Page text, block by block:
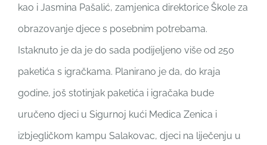
kao i Jasmina Pašalić, zamjenica direktorice Škole za
obrazovanje djece s posebnim potrebama.
Istaknuto je da je do sada podijeljeno više od 250
paketića s igračkama. Planirano je da, do kraja
godine, još stotinjak paketića i igračaka bude
uručeno djeci u Sigurnoj kući Medica Zenica i
izbjegličkom kampu Salakovac, djeci na liječenju u